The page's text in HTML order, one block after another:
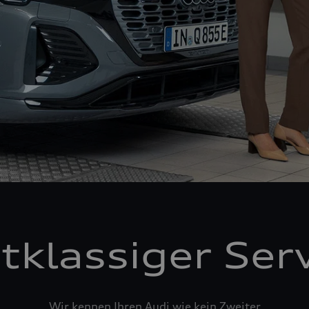
Wir kennen Ihren Audi wie kein Zweiter